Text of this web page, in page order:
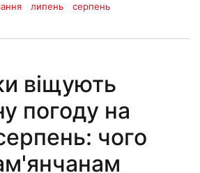
липень серпень
віщують
погоду на
чого